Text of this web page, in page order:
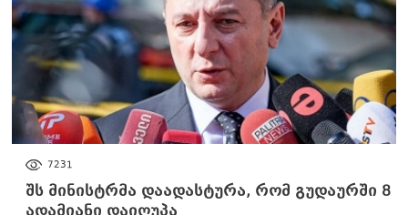
7231
შს მინისტრმა დაადასტურა, რომ გუდაურში 8
ადამიანი დაიღუპა